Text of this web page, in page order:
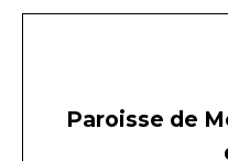
Paroisse de